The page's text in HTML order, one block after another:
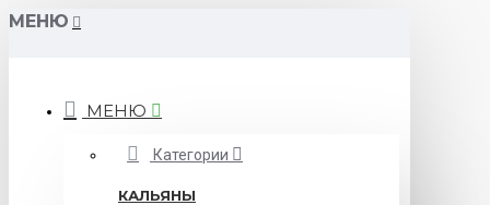
МЕНЮ
МЕНЮ
Категории
КАЛЬЯНЫ